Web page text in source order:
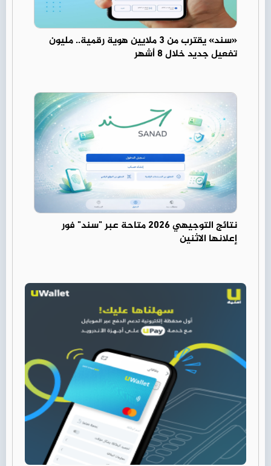
«سند» يقترب من 3 ملايين هوية رقمية.. مليون
تفعيل جديد خلال 8 أشهر
نتائج التوجيهي 2026 متاحة عبر "سند" فور
إعلانها الاثنين